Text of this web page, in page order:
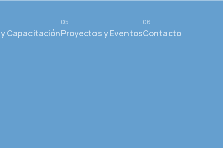
CapacitaciónProyectos y EventosContacto